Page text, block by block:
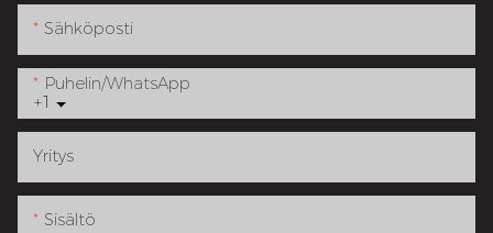
Sähköposti
+1
Puhelin/WhatsApp
Yritys
Sisältö